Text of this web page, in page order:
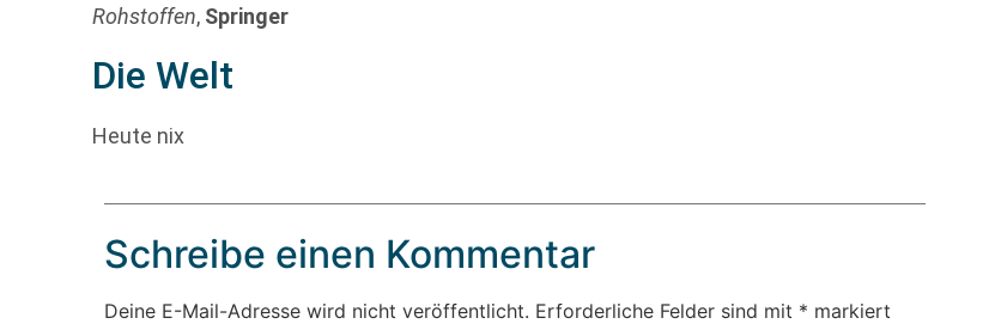
Rohstoffen, Springer
Die Welt
Heute nix
Schreibe einen Kommentar
Deine E-Mail-Adresse wird nicht veröffentlicht. Erforderliche Felder sind mit * markiert